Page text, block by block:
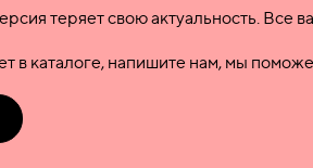
теряет свою актуальность. Все
в каталоге, напишите нам, мы